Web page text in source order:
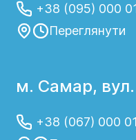
+38 (095) 000
Переглянути
м. Самар,
+38 (067) 000